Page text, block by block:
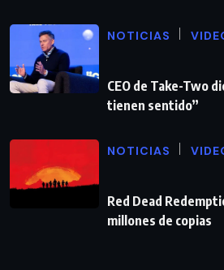
NOTICIAS
CEO de Take-Two
tienen sentido”
NOTICIAS
Red Dead
millones de copias